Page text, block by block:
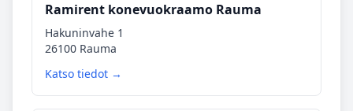
Ramirent konevuokraamo Rauma
Hakuninvahe 1
26100 Rauma
Katso tiedot →